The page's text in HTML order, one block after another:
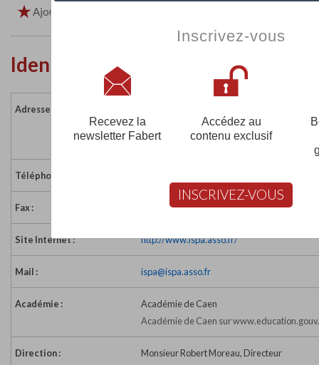
Ajouter aux favoris
Identité de l'établissement
Adresse :
61041 ALENÇON CEDEX
France
Téléphone :
Fax : 02 33 28 17 46
Site Internet : http://www.ispa.asso.fr/
Mail : ispa@ispa.asso.fr
Académie :
Académie de Caen
Académie de Caen sur
Direction : Monsieur Robert Moreau, Directeur
Inscrivez-vous
Recevez la
newsletter Fabert
Accédez au
contenu exclusif
INSCRIVEZ-VOUS